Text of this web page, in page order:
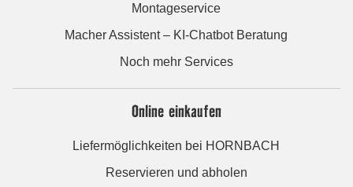
Montageservice
Macher Assistent – KI-Chatbot Beratung
Noch mehr Services
Online einkaufen
Liefermöglichkeiten bei HORNBACH
Reservieren und abholen